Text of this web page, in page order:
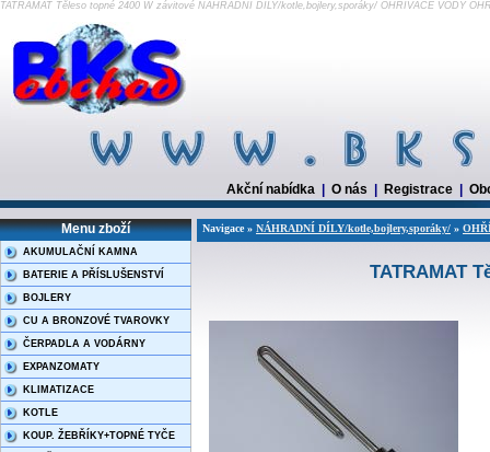
TATRAMAT Těleso topné 2400 W závitové NÁHRADNÍ DÍLY/kotle,bojlery,sporáky/ OHŘÍVAČE VODY
Akční nabídka O nás Registrace
Menu zboží
AKUMULAČNÍ KAMNA
BATERIE A PŘÍSLUŠENSTVÍ
BOJLERY
CU A BRONZOVÉ TVAROVKY
ČERPADLA A VODÁRNY
EXPANZOMATY
KLIMATIZACE
KOTLE
KOUP. ŽEBŘÍKY+TOPNÉ TYČE
Navigace » NÁHRADNÍ DÍLY/kotle,bojlery,sporáky/ »
TATRAMAT